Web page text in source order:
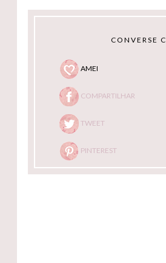
CONVERSE
AMEI
COMPARTILHAR
TWEET
PINTEREST